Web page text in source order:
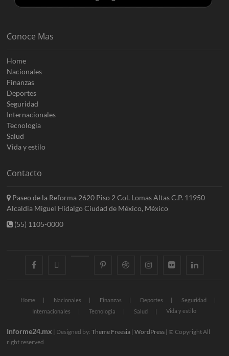
Conoce Mas
Home
Nacionales
Finanzas
Deportes
Seguridad
Internacionales
Tecnologia
Salud
Vida y estilo
Contacto
Paseo de la Reforma 2620 Piso 2 Col. Lomas Altas C.P. 11950
Alcaldia Miguel Hidalgo Ciudad de México, México
(55) 1105-0000
facebook googlepluspinterestdribbble instagramflickr linkedin
Home Nacionales Finanzas Deportes
Seguridad
Internacionales
Tecnologia Salud Vida y estilo
Informe24.mx | Designed by:Theme Freesia |WordPress | © Copyright All
right reserved